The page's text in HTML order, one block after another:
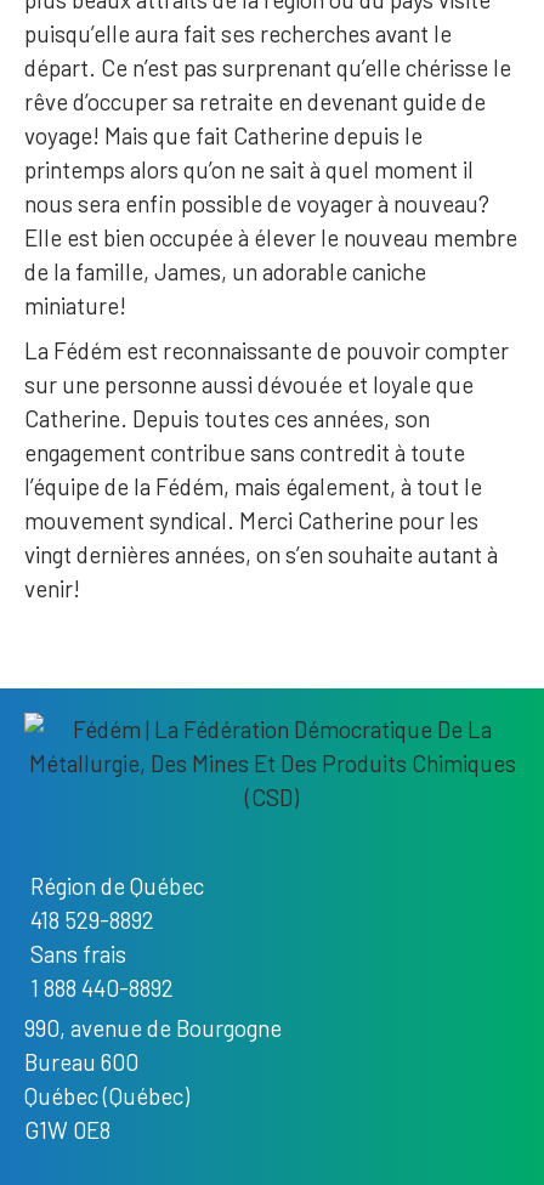
puisqu’elle aura fait ses recherches avant le
départ. Ce n’est pas surprenant qu’elle chérisse le
rêve d’occuper sa retraite en devenant guide de
voyage! Mais que fait Catherine depuis le
printemps alors qu’on ne sait à quel moment il
nous sera enfin possible de voyager à nouveau?
Elle est bien occupée à élever le nouveau membre
de la famille, James, un adorable caniche
miniature!
La Fédém est reconnaissante de pouvoir compter
sur une personne aussi dévouée et loyale que
Catherine. Depuis toutes ces années, son
engagement contribue sans contredit à toute
l’équipe de la Fédém, mais également, à tout le
mouvement syndical. Merci Catherine pour les
vingt dernières années, on s’en souhaite autant à
venir!
Région de Québec
418 529-8892
Sans frais
1 888 440-8892
990, avenue de Bourgogne
Bureau 600
Québec (Québec)
G1W 0E8